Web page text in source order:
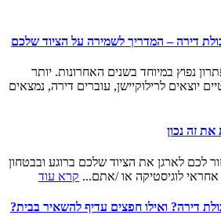
דירה – המדריך לשמירה על הציוד שלכם
נפוץ במיוחד בשנים האחרונות. יותר
יוצאים לרילוקיישן, עוברים דירה, נמצאים
זה נכון
לכם לארגן את הציוד שלכם ברוגע ובבטחון
לוגיסטיקה או /אתם... קרא עוד
דירה? ואילו חפצים עדיף להשאיר בבית?